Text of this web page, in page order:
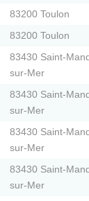
83200 Toulon
83200 Toulon
83430 Saint-
sur-Mer
83430 Saint-
sur-Mer
83430 Saint-
sur-Mer
83430 Saint-
sur-Mer